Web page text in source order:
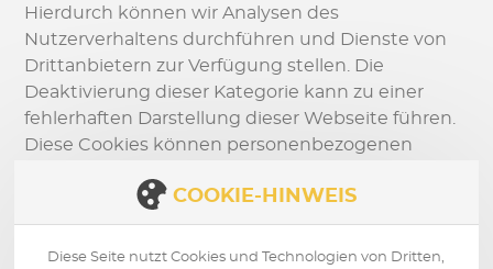
Hierdurch können wir Analysen des
Nutzerverhaltens durchführen und Dienste von
Drittanbietern zur Verfügung stellen. Die
Deaktivierung dieser Kategorie kann zu einer
fehlerhaften Darstellung dieser Webseite führen.
Diese Cookies können personenbezogenen
verwendeten Cookies:
COOKIE-HINWEIS
Diese Seite nutzt Cookies und Technologien von Dritten,